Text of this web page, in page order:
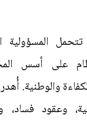
المسؤولية
على أسس
والوطنية.
وعقود فساد،